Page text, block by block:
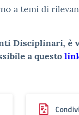
a temi di
Disciplinari, è
a questo